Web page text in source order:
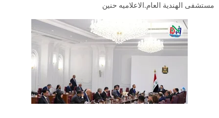
مستشفى الهندية العام.الاعلاميه حنين